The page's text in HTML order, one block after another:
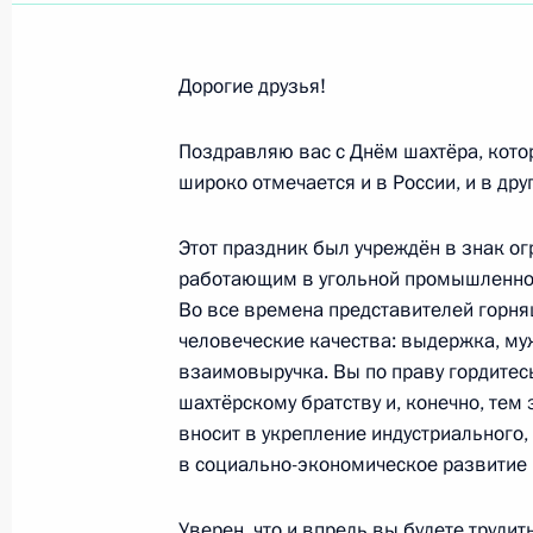
1 сентября 2021 года, 10:30
Август 2021 года
Ильнуру Гарипову, Анне
победителям XVI Паралимпийских
в дисциплине эстафета 4x100
31 августа 2021 года, 15:10
Валерии Шабалиной,
31 августа 2021 года, 15:05
Дорогие друзья!
Поздравляю вас с Днём шахтёра,
широко отмечается и в России, и в
Этот праздник был учреждён в знак
работающим в угольной
Во все времена представителей
человеческие качества: выдержка,
взаимовыручка. Вы по праву
шахтёрскому братству и, конечно,
вносит в укрепление
в социально-экономическое развитие